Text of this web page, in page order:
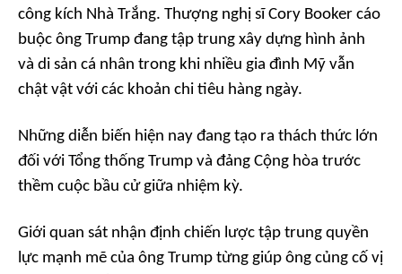
công kích Nhà Trắng. Thượng nghị sĩ Cory Booker cáo
buộc ông Trump đang tập trung xây dựng hình ảnh
và di sản cá nhân trong khi nhiều gia đình Mỹ vẫn
chật vật với các khoản chi tiêu hàng ngày.
Những diễn biến hiện nay đang tạo ra thách thức lớn
đối với Tổng thống Trump và đảng Cộng hòa trước
thềm cuộc bầu cử giữa nhiệm kỳ.
Giới quan sát nhận định chiến lược tập trung quyền
lực mạnh mẽ của ông Trump từng giúp ông củng cố vị